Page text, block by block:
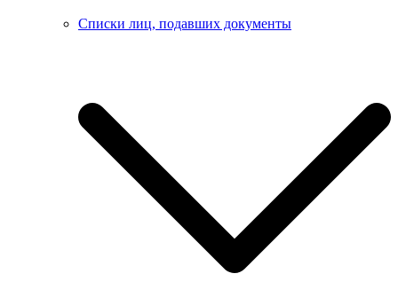
Списки лиц, подавших документы